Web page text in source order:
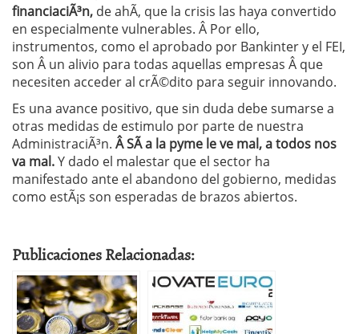
financiaciÃ³n, de ahÃ­, que la crisis las haya convertido
en especialmente vulnerables. Â Por ello,
instrumentos, como el aprobado por Bankinter y el FEI,
son Â un alivio para todas aquellas empresas Â que
necesiten acceder al crÃ©dito para seguir innovando.
Es una avance positivo, que sin duda debe sumarse a
otras medidas de estimulo por parte de nuestra
AdministraciÃ³n. Â SÃ­ a la pyme le ve mal, a todos nos
va mal.Y dado el malestar que el sector ha
manifestado ante el abandono del gobierno, medidas
como estÃ¡s son esperadas de brazos abiertos.
Publicaciones Relacionadas: